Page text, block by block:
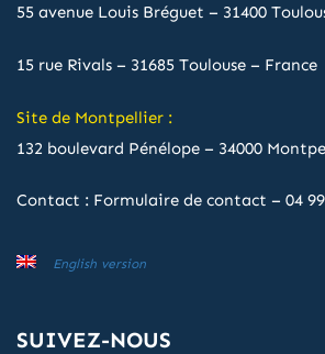
55 avenue Louis Bréguet – 31400
15 rue Rivals – 31685 Toulouse – France
Site de Montpellier :
132 boulevard Pénélope – 34000
Contact : Formulaire de contact – 04
English version
SUIVEZ-NOUS